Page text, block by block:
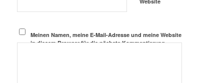
Meinen Namen, meine E-Mail-Adresse und meine Website
in diesem Browser für die nächste Kommentierung